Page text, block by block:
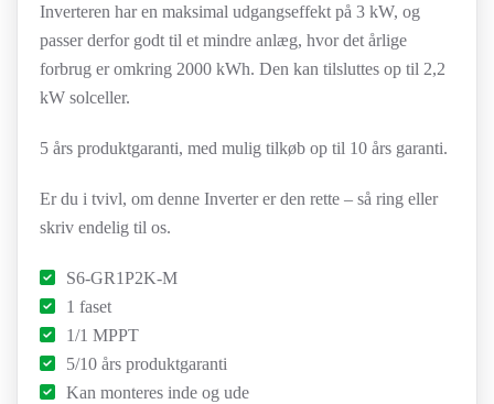
Inverteren har en maksimal udgangseffekt på 3 kW, og
passer derfor godt til et mindre anlæg, hvor det årlige
forbrug er omkring 2000 kWh. Den kan tilsluttes op til 2,2
kW solceller.
5 års produktgaranti, med mulig tilkøb op til 10 års garanti.
Er du i tvivl, om denne Inverter er den rette – så ring eller
skriv endelig til os.
S6-GR1P2K-M
1 faset
1/1 MPPT
5/10 års produktgaranti
Kan monteres inde og ude